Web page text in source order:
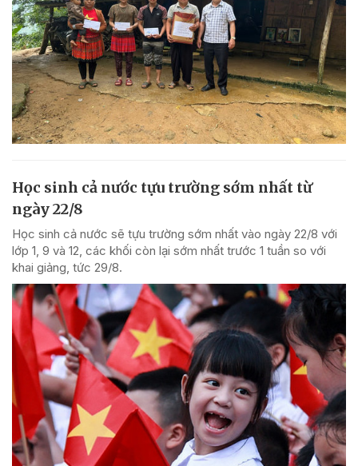
Học sinh cả nước tựu trường sớm nhất từ
ngày 22/8
Học sinh cả nước sẽ tựu trường sớm nhất vào ngày 22/8 với
lớp 1, 9 và 12, các khối còn lại sớm nhất trước 1 tuần so với
khai giảng, tức 29/8.